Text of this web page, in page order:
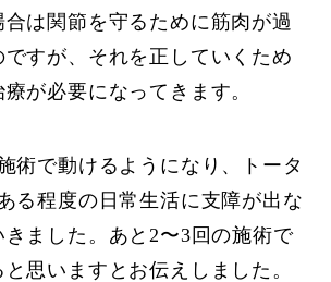
は関節を守るために筋肉が過
すが、それを正していくため
が必要になってきます。
術で動けるようになり、トータ
る程度の日常生活に支障が出な
ました。あと2〜3回の施術で
思いますとお伝えしました。